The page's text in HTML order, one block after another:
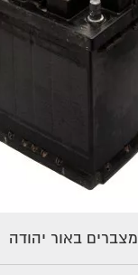
מצברים באור יהודה